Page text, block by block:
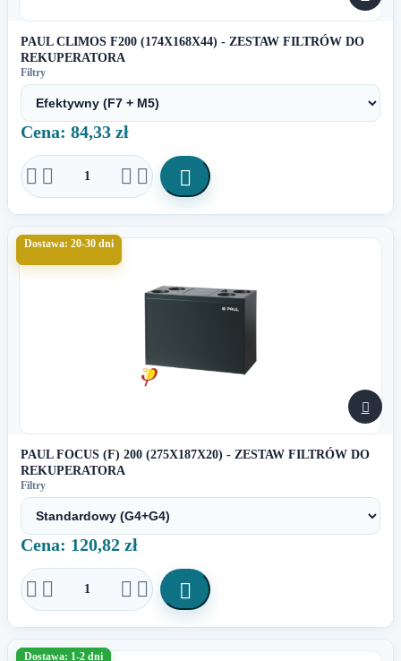
PAUL CLIMOS F200 (174X168X44) - ZESTAW FILTRÓW DO
REKUPERATORA
Filtry
Cena: 84,33 zł
    
Dostawa: 20-30 dni

PAUL FOCUS (F) 200 (275X187X20) - ZESTAW FILTRÓW DO
REKUPERATORA
Filtry
Cena: 120,82 zł
    
Dostawa: 1-2 dni